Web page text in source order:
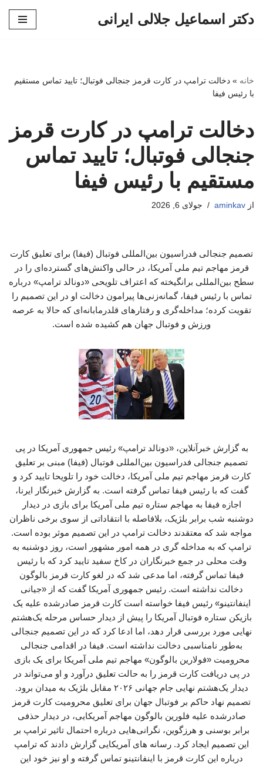
دکتر اسماعیل جلالی ایرانی
خانه » دخالت ترامپ در کارت قرمز جنجالی فوتبال؛ تایید تماس مستقیم
با رئیس فیفا
دخالت ترامپ در کارت قرمز
جنجالی فوتبال؛ تایید تماس
مستقیم با رئیس فیفا
از aminkav جولای 6, 2026
تصمیم جنجالی فدراسیون بین‌المللی فوتبال (فیفا) برای تعلیق کارت
قرمز مهاجم تیم ملی آمریکا، در حالی واکنش‌های گسترده‌ای را در
سطح بین‌المللی برانگیخته که اعتراف تلویحی «دونالد ترامپ» درباره
تماس با رئیس فیفا، گمانه‌زنی‌ها پیرامون دخالت او در این تصمیم را
تقویت کرده؛ مداخله‌گری‌ و رفتارهای قلدرمابانه‌ای که حالا به عرصه
ورزش و فوتبال جهان هم کشیده شده است.
به گزارش خبرآنلاین، «دونالد ترامپ» رئیس جمهوری آمریکا در پی
تصمیم جنجالی فدراسیون بین‌المللی فوتبال (فیفا) مبنی بر تعلیق
کارت قرمز مهاجم تیم ملی آمریکا، دخالت خود را تلویحا تایید کرد و
گفت که با رئیس فیفا تماس گرفته است. به گزارش خبرنگار ایرنا،
اجازه فیفا به مهاجم ستاره تیم ملی آمریکا برای بازی در دیدار
دوشنبه شب برابر بلژیک، بلافاصله با انتقاداتی از سوی برخی ناظران
مواجه شد که معتقدند دخالت ترامپ در این تصمیم موثر بوده است.
ترامپ که به مداخله گری در همه امور مشهور است، روز دوشنبه به
وقت محلی در جمع خبرنگاران در کاخ سفید تایید کرد که با رئیس
فیفا تماس گرفته، اما مدعی شد که در لغو کارت قرمز بالوگون
دخالت نداشته است. رئیس جمهوری آمریکا گفت که از «جیانی
اینفانتینو» رئیس فیفا خواسته است کارت قرمز صادرشده علیه یک
بازیکن ستاره فوتبال آمریکا را پیش از دیدار حساس مرحله یک‌هشتم
نهایی مورد بررسی قرار دهد، اما ادعا کرد که در این تصمیم جنجالی
به‌طور نامناسبی دخالت نداشته است. فیفا در اقدامی جنجالی
محرومیت «فولارین بالوگون» مهاجم تیم ملی آمریکا برای یک بازی
در پی دریافت کارت قرمز را به حالت تعلیق درآورد و او می‌تواند در
دیدار یک‌هشتم نهایی جام جهانی ۲۰۲۶ مقابل بلژیک به میدان برود.
تصمیم نهاد حاکم بر فوتبال جهان برای تعلیق محرومیت کارت قرمز
صادرشده علیه فلورین بالوگون مهاجم آمریکایی، در دیدار حذفی
برابر بوسنی و هرزگوین، نگرانی‌هایی درباره احتمال تاثیر ترامپ بر
این تصمیم ایجاد کرد. رسانه های آمریکایی گزارش دادند که ترامپ
درباره این کارت قرمز با اینفانتینو تماس گرفته و او نیز خود این